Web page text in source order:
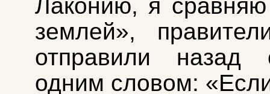
Лаконию, я
землей»,
отправили назад
одним словом: